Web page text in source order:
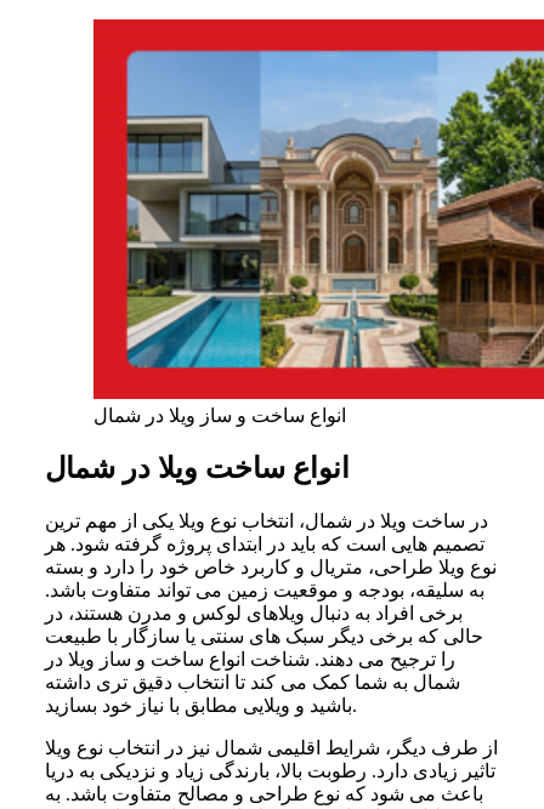
انواع ساخت و ساز ویلا در شمال
انواع ساخت ویلا در شمال
در ساخت ویلا در شمال، انتخاب نوع ویلا یکی از مهم ترین
تصمیم هایی است که باید در ابتدای پروژه گرفته شود. هر
نوع ویلا طراحی، متریال و کاربرد خاص خود را دارد و بسته
به سلیقه، بودجه و موقعیت زمین می تواند متفاوت باشد.
برخی افراد به دنبال ویلاهای لوکس و مدرن هستند، در
حالی که برخی دیگر سبک های سنتی یا سازگار با طبیعت
را ترجیح می دهند. شناخت انواع ساخت و ساز ویلا در
شمال به شما کمک می کند تا انتخاب دقیق تری داشته
باشید و ویلایی مطابق با نیاز خود بسازید.
از طرف دیگر، شرایط اقلیمی شمال نیز در انتخاب نوع ویلا
تاثیر زیادی دارد. رطوبت بالا، بارندگی زیاد و نزدیکی به دریا
باعث می شود که نوع طراحی و مصالح متفاوت باشد. به